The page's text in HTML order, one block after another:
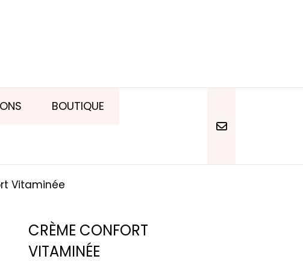
BOUTIQUE
Vitaminée
CRÈME CONFORT
VITAMINÉE